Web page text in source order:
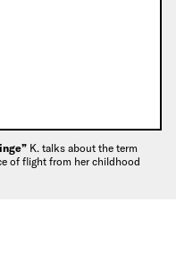
K. talks about the term
of flight from her childhood